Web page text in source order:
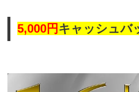
5,000円 キャッシュバ